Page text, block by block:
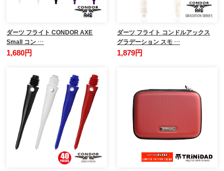
ダーツ フライト CONDOR AXE
Small コン …
1,680円
ダーツ フライト コンドルアックス
グラデーション スモ …
1,879円